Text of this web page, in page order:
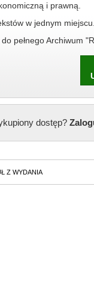
i prawną.
w jednym miejscu.
pełnego Archiwum
dostęp?
Z WYDANIA